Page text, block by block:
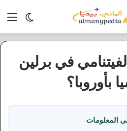
الوضع
في برلين
بأوروبا؟
المعلومات